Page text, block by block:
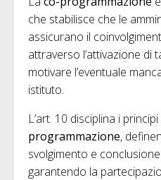
che stabilisce che le
assicurano il
attraverso l’attivazione di
motivare l’eventuale
istituto.
L’art. 10 disciplina i
programmazione,
svolgimento e
garantendo la